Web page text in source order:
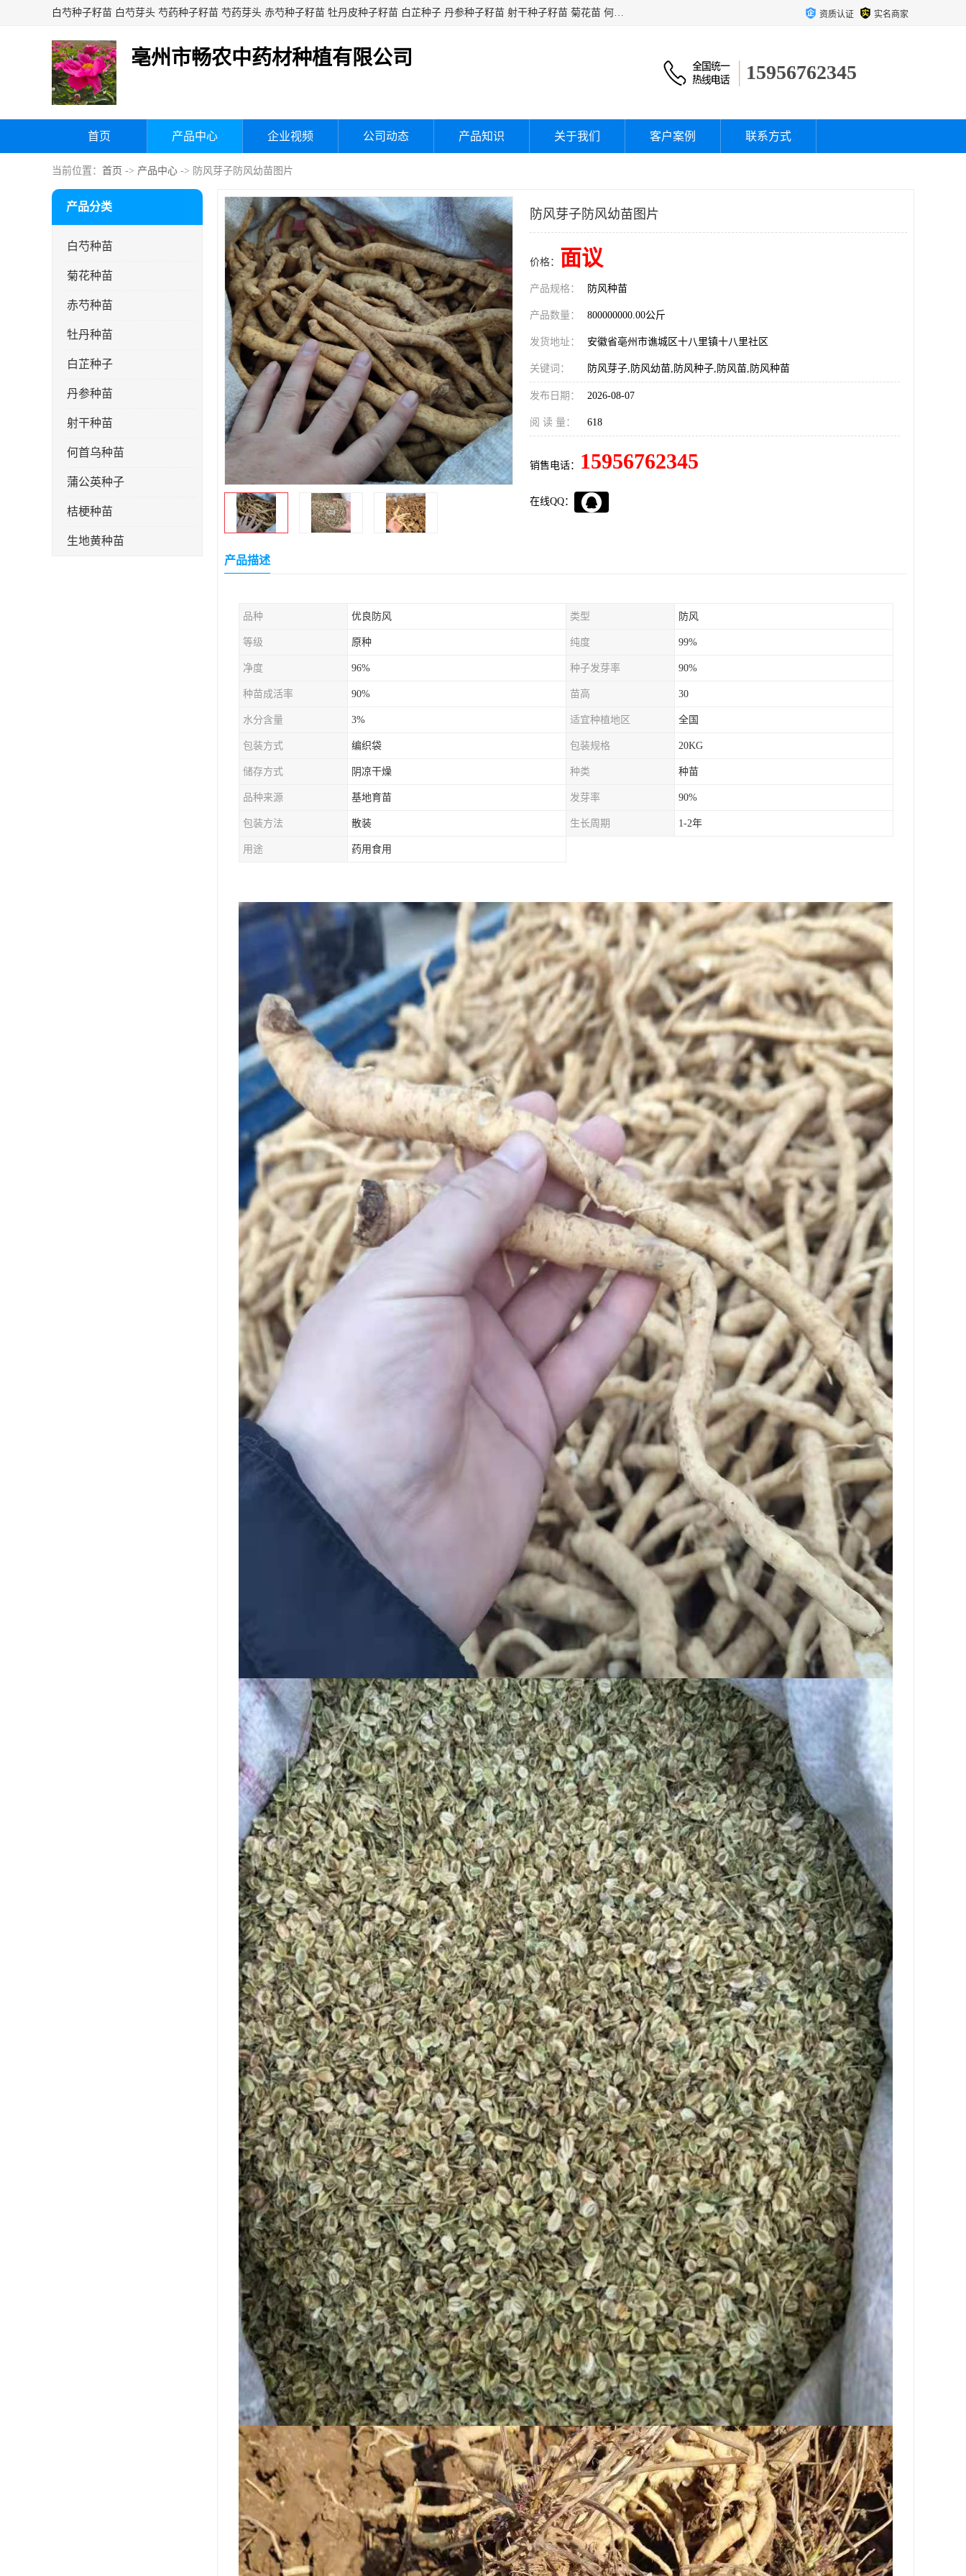
白芍种子籽苗 白芍芽头 芍药种子籽苗 芍药芽头 赤芍种子籽苗 牡丹皮种子籽苗 白芷种子 丹参种子籽苗 射干种子籽苗 菊花苗 何乌苗 蒲公英种子 桔梗种子籽苗 生地黄芽苗 玄参芽苗 元参芽苗 黑参芽苗 紫苑芽 紫菀苗 板蓝根种子 板兰根籽 大青叶种子 大青根种苗 防风种子 夏枯草种子 夏枯球籽 知母种子籽苗 白术种子 白术籽苗 薄荷种子籽苗 红花种子籽油 资质认证 实名商家
亳州市畅农中药材种植有限公司
15956762345
首页 产品中心 企业视频 公司动态 产品知识 关于我们 客户案例 联系方式
当前位置： 首页 -> 产品中心 -> 防风芽子防风幼苗图片
产品分类
白芍种苗
菊花种苗
赤芍种苗
牡丹种苗
白芷种子
丹参种苗
射干种苗
何首乌种苗
蒲公英种子
桔梗种苗
生地黄种苗
防风芽子防风幼苗图片
价格： 面议
产品规格： 防风种苗
产品数量： 800000000.00公斤
发货地址： 安徽省亳州市谯城区十八里镇十八里社区
关键词： 防风芽子,防风幼苗,防风种子,防风苗,防风种苗
发布日期： 2026-08-07
阅 读 量： 618
销售电话： 15956762345
在线QQ：
产品描述
品种 优良防风 类型 防风
等级 原种 纯度 99%
净度 96% 种子发芽率 90%
种苗成活率 90% 苗高 30
水分含量 3% 适宜种植地区 全国
包装方式 编织袋 包装规格 20KG
储存方式 阴凉干燥 种类 种苗
品种来源 基地育苗 发芽率 90%
包装方法 散装 生长周期 1-2年
用途 药用食用